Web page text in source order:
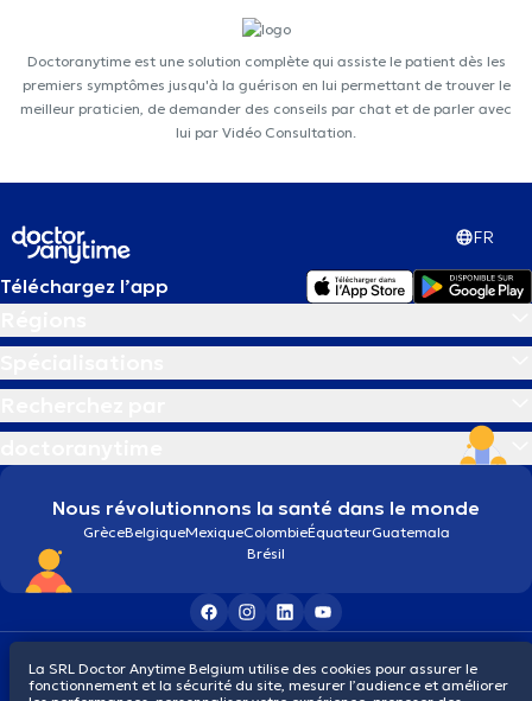
Doctoranytime est une solution complète qui assiste le patient dès les
premiers symptômes jusqu'à la guérison en lui permettant de trouver le
meilleur praticien, de demander des conseils par chat et de parler avec
lui par Vidéo Consultation.
FR
Téléchargez l’app
Nous révolutionnons la santé dans le monde
GrèceBelgiqueMexiqueColombieÉquateurGuatemala
Brésil
© 2026 doctoranytime
La SRL Doctor Anytime Belgium utilise des cookies pour assurer le
fonctionnement et la sécurité du site, mesurer l’audience et améliorer